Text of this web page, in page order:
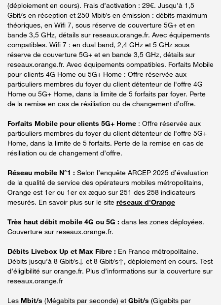
(déploiement en cours). Frais d’activation : 29€. Jusqu’à 1,5
Gbit/s en réception et 250 Mbit/s en émission : débits maximum
théoriques, en Wifi 7, sous réserve de couverture 5G+ et en
bande 3,5 GHz, détails sur reseaux.orange.fr. Avec équipements
compatibles. Wifi 7 : en dual band, 2,4 GHz et 5 GHz sous
réserve de couverture 5G+ et en bande 3,5 GHz, détails sur
reseaux.orange.fr. Avec équipements compatibles. Forfaits Mobile
pour clients 4G Home ou 5G+ Home : Offre réservée aux
particuliers membres du foyer du client détenteur de l'offre 4G
Home ou 5G+ Home, dans la limite de 5 forfaits par foyer. Perte
de la remise en cas de résiliation ou de changement d’offre.
Forfaits Mobile pour clients 5G+ Home : Offre réservée aux
particuliers membres du foyer du client détenteur de l'offre 5G+
Home, dans la limite de 5 forfaits. Perte de la remise en cas de
résiliation ou de changement d’offre.
Réseau mobile N°1 : Selon l’enquête ARCEP 2025 d’évaluation
de la qualité de service des opérateurs mobiles métropolitains,
Orange est 1er ou 1er ex æquo sur 251 des 258 indicateurs
mesurés. En savoir plus sur le site réseaux d'Orange
Très haut débit mobile 4G ou 5G : dans les zones déployées.
Couverture sur reseaux.orange.fr.
Débits Livebox Up et Max Fibre : En France métropolitaine.
Débits jusqu’à 8 Gbit/s↓ et 8 Gbit/s↑, déploiement en cours. Test
d’éligibilité sur orange.fr. Plus d’informations sur la couverture sur
reseaux.orange.fr
Les Mbit/s (Mégabits par seconde) et Gbit/s (Gigabits par